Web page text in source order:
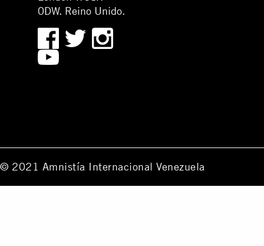
0DW. Reino Unido.
© 2021 Amnistía Internacional Venezuela